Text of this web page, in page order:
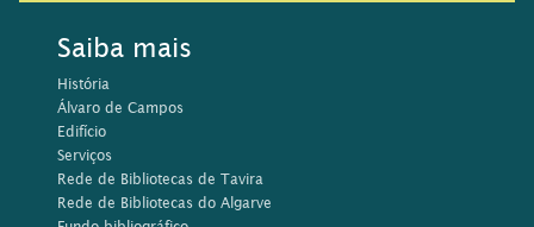
Saiba mais
História
Álvaro de Campos
Edifício
Serviços
Rede de Bibliotecas de Tavira
Rede de Bibliotecas do Algarve